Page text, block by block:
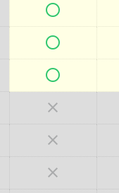





